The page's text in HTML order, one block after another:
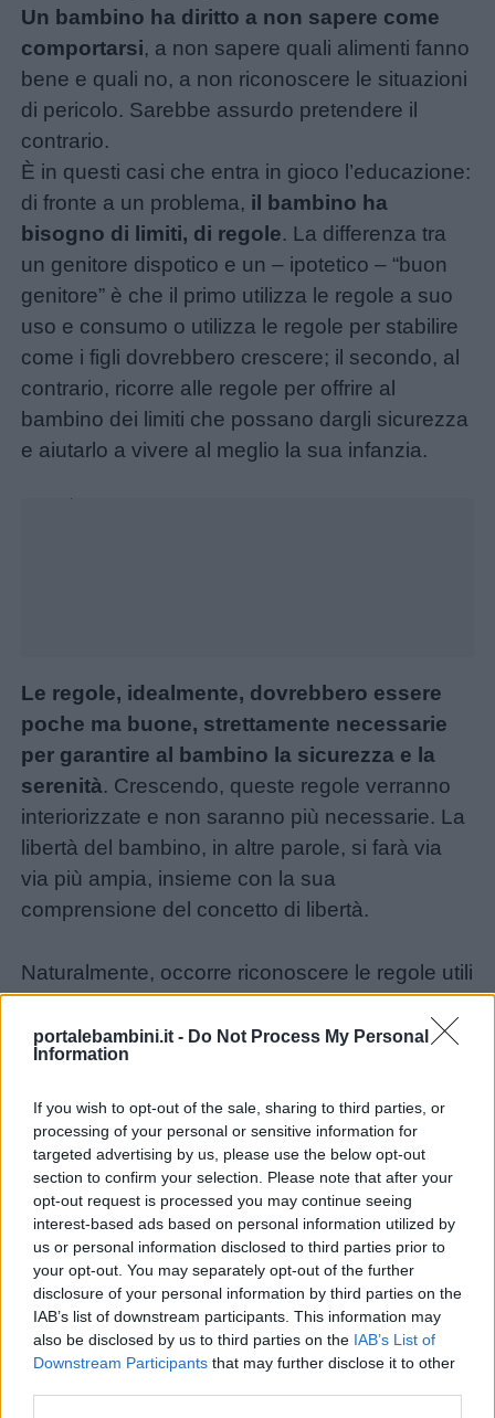
portalebambini.it - Do Not Process My Personal
Information
If you wish to opt-out of the sale, sharing to third parties, or
processing of your personal or sensitive information for
targeted advertising by us, please use the below opt-out
section to confirm your selection. Please note that after your
opt-out request is processed you may continue seeing
interest-based ads based on personal information utilized by
us or personal information disclosed to third parties prior to
your opt-out. You may separately opt-out of the further
disclosure of your personal information by third parties on the
IAB’s list of downstream participants. This information may
also be disclosed by us to third parties on the IAB’s List of
Downstream Participants that may further disclose it to other
Menu
Schede
didattiche
Disegni
da
e
giornate
Filastrocche
Giochi
Lavoretti
Nomi
femminili
Frasi
e
aforismi
Buongiorno
Buonanotte
Un bambino ha diritto a non sapere come
comportarsi, a non sapere quali alimenti fanno
bene e quali no, a non riconoscere le situazioni
di pericolo. Sarebbe assurdo pretendere il
contrario.
È in questi casi che entra in gioco l’educazione:
di fronte a un problema, il bambino ha
bisogno di limiti, di regole. La differenza tra
un genitore dispotico e un – ipotetico – “buon
genitore” è che il primo utilizza le regole a suo
uso e consumo o utilizza le regole per stabilire
come i figli dovrebbero crescere; il secondo, al
contrario, ricorre alle regole per offrire al
bambino dei limiti che possano dargli sicurezza
e aiutarlo a vivere al meglio la sua infanzia.
Le regole, idealmente, dovrebbero essere
poche ma buone, strettamente necessarie
per garantire al bambino la sicurezza e la
serenità. Crescendo, queste regole verranno
interiorizzate e non saranno più necessarie. La
libertà del bambino, in altre parole, si farà via
via più ampia, insieme con la sua
comprensione del concetto di libertà.
Naturalmente, occorre riconoscere le regole utili
dalle regole fini a se stesse, quelle legate alla
“doma sociale”, al perbenismo e al desiderio di
mamma e papà di plasmare i propri figli. Come
spiega lo psicanalista Massimo Recalcati: